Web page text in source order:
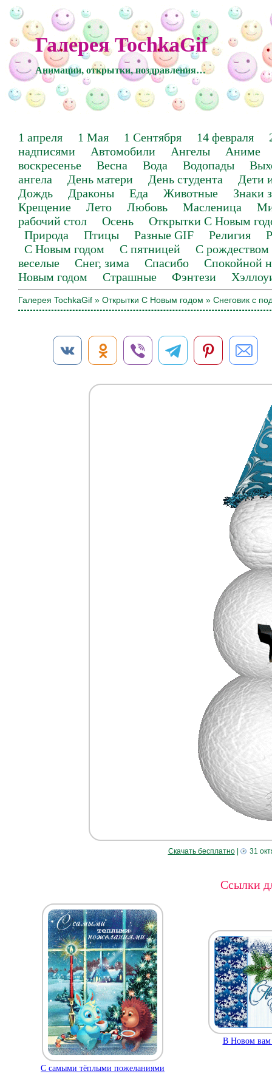
Галерея TochkaGif
Анимации, открытки, поздравления…
1 апреля 1 Мая 1 Сентября 14 февраля
надписями
Автомобили Ангелы
Аниме
воскресенье
Весна Вода Водопады
ангела
День матери День студента
Дети
Дождь
Драконы Еда Животные
Знаки
Крещение
Лето Любовь Масленица
рабочий стол
Осень
Открытки С Новым
Природа
Птицы Разные GIF Религия
С Новым годом
С пятницей
С рождеством
веселые
Снег, зима Спасибо
Спокойной
Новым годом
Страшные Фэнтези
Галерея TochkaGif » Открытки С Новым годом » Снеговик с
Скачать бесплатно| 31
Ссылки
С самыми тёплыми пожеланиями
В Новом вам